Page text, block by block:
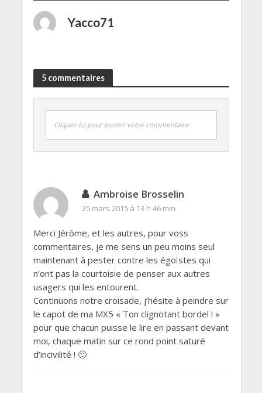
Yacco71
5 commentaires
Cliquer ici pour poster votre commentaire
Ambroise Brosselin
25 mars 2015 à 13 h 46 min
Merci Jérôme, et les autres, pour voss
commentaires, je me sens un peu moins seul
maintenant à pester contre les égoïstes qui
n’ont pas la courtoisie de penser aux autres
usagers qui les entourent.
Continuons notre croisade, j’hésite à peindre sur
le capot de ma MX5 « Ton clignotant bordel ! »
pour que chacun puisse le lire en passant devant
moi, chaque matin sur ce rond point saturé
d’incivilité ! 🙂